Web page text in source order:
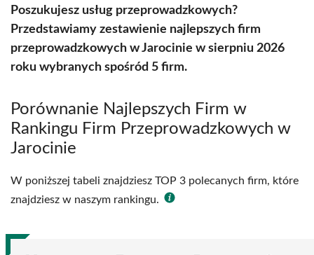
Poszukujesz usług przeprowadzkowych?
Przedstawiamy zestawienie najlepszych firm
przeprowadzkowych w Jarocinie w sierpniu 2026
roku wybranych spośród 5 firm.
Porównanie Najlepszych Firm w
Rankingu Firm Przeprowadzkowych w
Jarocinie
W poniższej tabeli znajdziesz TOP 3 polecanych firm, które
znajdziesz w naszym rankingu.